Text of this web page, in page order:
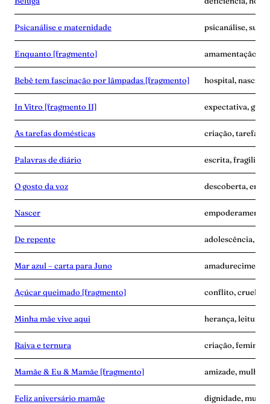
Psicanálise e maternidade psicanálise,
Enquanto [fragmento] amamentação,
Bebê tem fascinação por lâmpadas [fragmento] hospital,
In Vitro [fragmento II] expectativa,
As tarefas domésticas criação, tarefa,
Palavras de diário escrita,
O gosto da voz descoberta,
Nascer
De repente adolescência,
Mar azul – carta para Juno
Açúcar queimado [fragmento] conflito,
Minha mãe vive aqui herança, leitura,
Raiva e ternura criação,
Mamãe & Eu & Mamãe [fragmento] amizade,
Feliz aniversário mamãe dignidade,